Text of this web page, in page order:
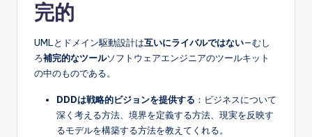
完的
UMLとドメイン駆動設計は互いにライバルではない—むし
ろ補完的なツールソフトウェアエンジニアのツールキット
の中のものである。
DDDは戦略的ビジョンを提供する ：ビジネスについて
深く考える方法、境界を定義する方法、現実を反映す
るモデルを構築する方法を教えてくれる。